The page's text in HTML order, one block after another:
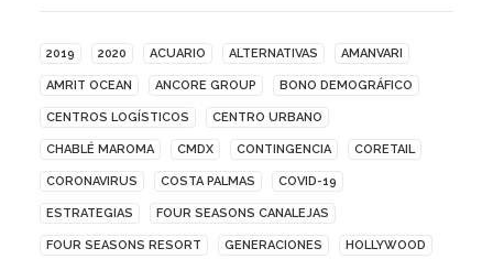
2019 2020 ACUARIO ALTERNATIVAS AMANVARI
AMRIT OCEAN ANCORE GROUP BONO DEMOGRÁFICO
CENTROS LOGÍSTICOS CENTRO URBANO
CHABLÉ MAROMA CMDX CONTINGENCIA CORETAIL
CORONAVIRUS COSTA PALMAS COVID-19
ESTRATEGIAS FOUR SEASONS CANALEJAS
FOUR SEASONS RESORT GENERACIONES HOLLYWOOD